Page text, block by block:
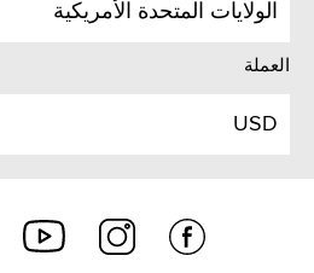
الولايات المتحدة الأمريكية
العملة
USD